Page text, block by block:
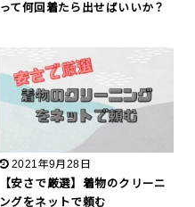
って何回着たら出せばいいか？
2021年9月28日
【安さで厳選】着物のクリーニ
ングをネットで頼む